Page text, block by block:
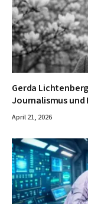
Gerda
Journalismus und
April 21, 2026